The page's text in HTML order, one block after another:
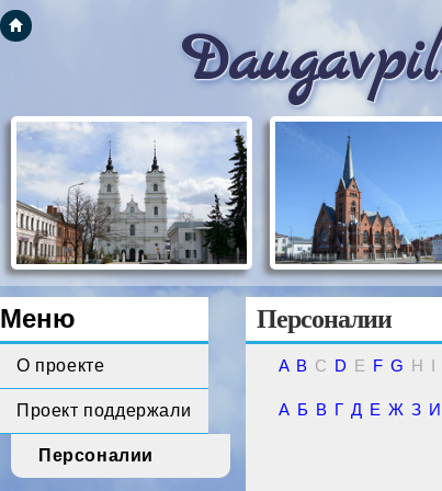
Меню
О проекте
Проект поддержали
Персоналии
Персоналии
A B C D E F G H I
А Б В Г Д Е Ж З И